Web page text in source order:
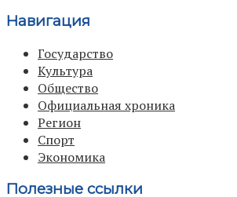
Навигация
Государство
Культура
Общество
Официальная хроника
Регион
Спорт
Экономика
Полезные ссылки